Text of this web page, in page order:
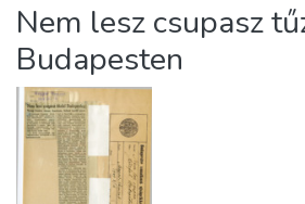
About us
Nem lesz csupasz
Budapesten